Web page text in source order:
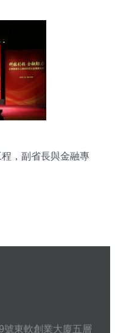
，副省長與金融專
號東軟創業大廈五層